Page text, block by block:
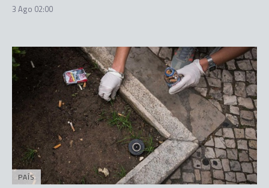
3 Ago 02:00
PAÍS